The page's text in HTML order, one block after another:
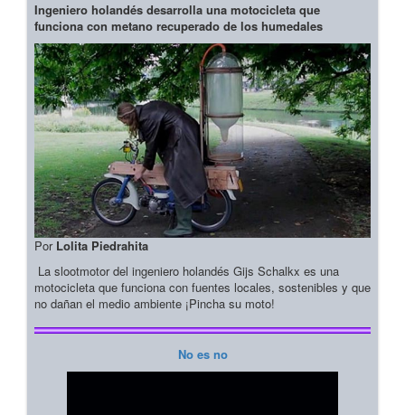
Ingeniero holandés desarrolla una motocicleta que
funciona con metano recuperado de los humedales
Por Lolita Piedrahita
La slootmotor del ingeniero holandés Gijs Schalkx es una
motocicleta que funciona con fuentes locales, sostenibles y que
no dañan el medio ambiente ¡Pincha su moto!
No es no